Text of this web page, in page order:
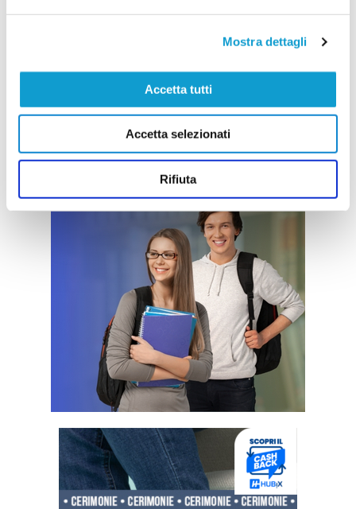
Mostra dettagli
Accetta tutti
Accetta selezionati
Rifiuta